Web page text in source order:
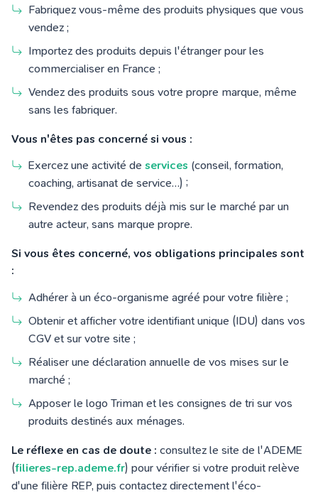
Fabriquez vous-même des produits physiques que vous
vendez ;
Importez des produits depuis l'étranger pour les
commercialiser en France ;
Vendez des produits sous votre propre marque, même
sans les fabriquer.
Vous n'êtes pas concerné si vous :
Exercez une activité de services (conseil, formation,
coaching, artisanat de service…) ;
Revendez des produits déjà mis sur le marché par un
autre acteur, sans marque propre.
Si vous êtes concerné, vos obligations principales sont
:
Adhérer à un éco-organisme agréé pour votre filière ;
Obtenir et afficher votre identifiant unique (IDU) dans vos
CGV et sur votre site ;
Réaliser une déclaration annuelle de vos mises sur le
marché ;
Apposer le logo Triman et les consignes de tri sur vos
produits destinés aux ménages.
Le réflexe en cas de doute : consultez le site de l'ADEME
(filieres-rep.ademe.fr) pour vérifier si votre produit relève
d'une filière REP, puis contactez directement l'éco-